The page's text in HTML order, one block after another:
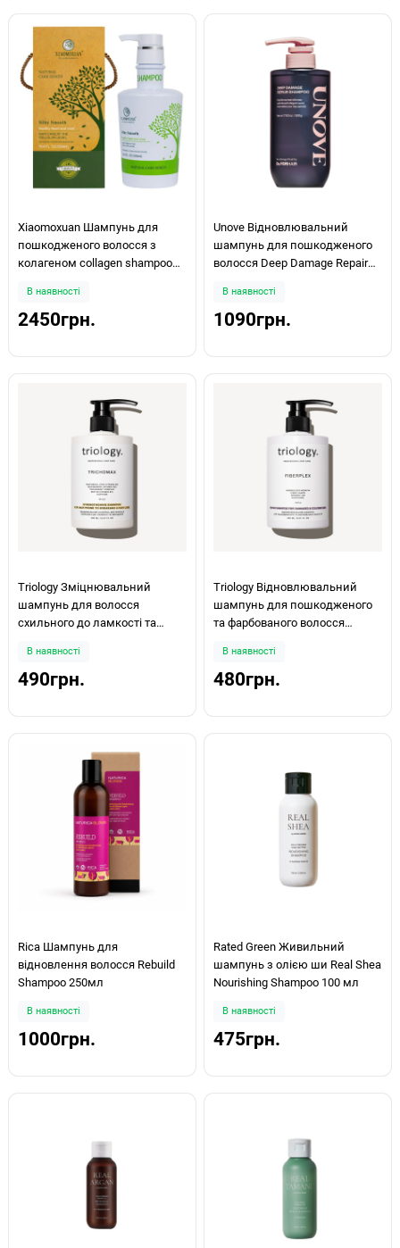
Xiaomoxuan Шампунь для
пошкодженого волосся з
колагеном collagen shampoo
В наявності
2450грн.
Unove Відновлювальний
шампунь для пошкодженого
волосся Deep Damage Repair
В наявності
1090грн.
Triology Зміцнювальний
шампунь для волосся
схильного до ламкості та
В наявності
490грн.
Triology Відновлювальний
шампунь для пошкодженого
та фарбованого волосся
В наявності
480грн.
Rica Шампунь для
відновлення волосся Rebuild
Shampoo 250мл
В наявності
1000грн.
Rated Green Живильний
шампунь з олією ши Real Shea
Nourishing Shampoo 100 мл
В наявності
475грн.